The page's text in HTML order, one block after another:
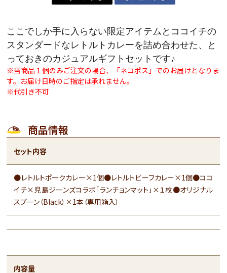
ここでしか手に入らない限定アイテムとココイチの
スタンダードなレトルトカレーを詰め合わせた、と
っておきのカジュアルギフトセットです♪
※当商品１個のみご注文の場合、「ネコポス」でのお届けとなりま
す。お届け日時のご指定は承れません。
※代引き不可
商品情報
セット内容
●レトルトポークカレー×1個●レトルトビーフカレー×1個●ココ
イチ×児島ジーンズコラボ「ランチョンマット」×１枚●オリジナル
スプーン（Black）×1本（専用箱入）
内容量